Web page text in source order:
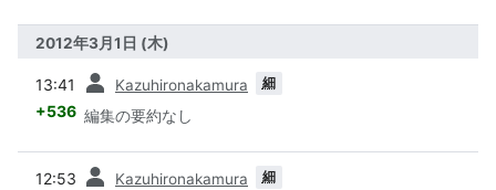
2012年3月1日 (木)
13:41 Kazuhironakamura 細
+536 編集の要約なし
12:53 Kazuhironakamura 細